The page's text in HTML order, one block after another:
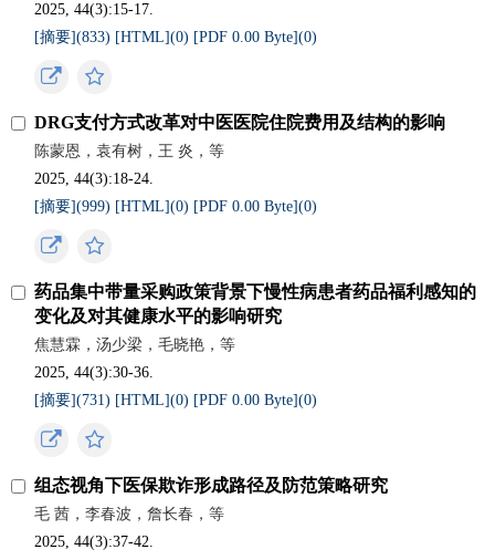
2025, 44(3):15-17.
[摘要](833) [HTML](0) [PDF 0.00 Byte](0)
DRG支付方式改革对中医医院住院费用及结构的影响
陈蒙恩，袁有树，王 炎，等
2025, 44(3):18-24.
[摘要](999) [HTML](0) [PDF 0.00 Byte](0)
药品集中带量采购政策背景下慢性病患者药品福利感知的
变化及对其健康水平的影响研究
焦慧霖，汤少梁，毛晓艳，等
2025, 44(3):30-36.
[摘要](731) [HTML](0) [PDF 0.00 Byte](0)
组态视角下医保欺诈形成路径及防范策略研究
毛 茜，李春波，詹长春，等
2025, 44(3):37-42.